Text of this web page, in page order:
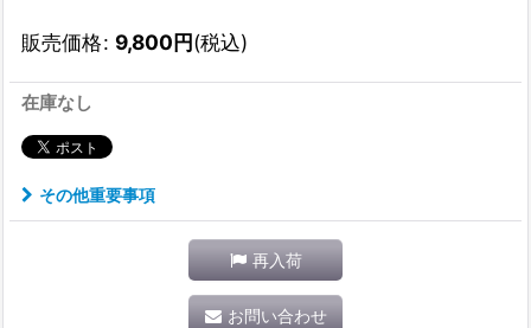
販売価格: 9,800円(税込)
在庫なし
その他重要事項
再入荷
お問い合わせ